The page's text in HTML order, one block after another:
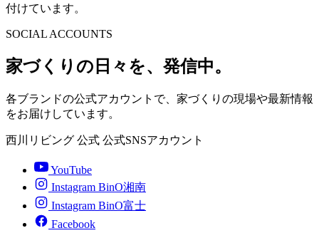
付けています。
SOCIAL ACCOUNTS
家づくりの日々を、発信中。
各ブランドの公式アカウントで、家づくりの現場や最新情報
をお届けしています。
西川リビング 公式 公式SNSアカウント
YouTube
Instagram BinO湘南
Instagram BinO富士
Facebook